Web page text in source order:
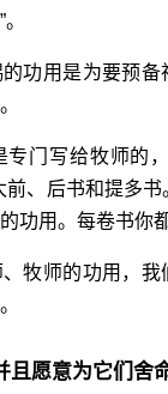
功用是为要预备
门写给牧师的
前、后书和提多
功用。每卷书你
牧师的功用，我
且愿意为它们舍